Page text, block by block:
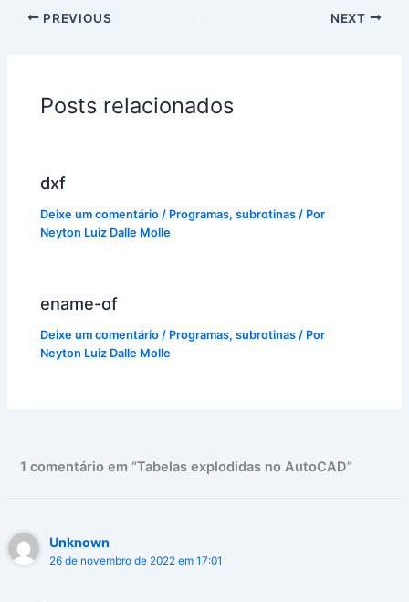
PREVIOUS NEXT
Posts relacionados
dxf
Deixe um comentário / Programas,subrotinas / Por
Neyton Luiz Dalle Molle
ename-of
Deixe um comentário / Programas,subrotinas / Por
Neyton Luiz Dalle Molle
1 comentário em “Tabelas explodidas no AutoCAD”
Unknown
26 de novembro de 2022 em 17:01